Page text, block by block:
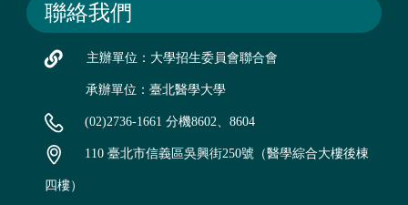
聯絡我們
主辦單位：大學招生委員會聯合會
承辦單位：臺北醫學大學
(02)2736-1661 分機8602、8604
110 臺北市信義區吳興街250號（醫學綜合大樓後棟
四樓）